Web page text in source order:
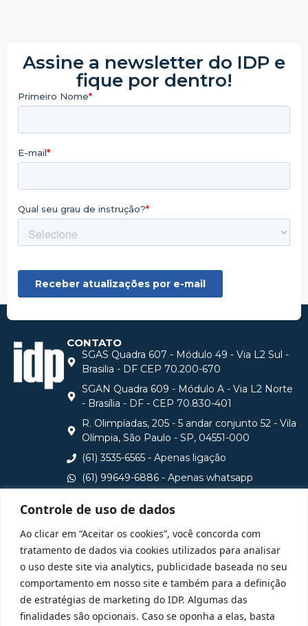
Controle de uso de dados
Ao clicar em “Aceitar os cookies”, você concorda com
tratamento de dados via cookies utilizados para analisar
o uso deste site via analytics, publicidade baseada no seu
comportamento em nosso site e também para a definição
de estratégias de marketing do IDP. Algumas das
finalidades são opcionais. Caso se oponha a elas, basta
Assine a newsletter do IDP e
fique por dentro!
CONTATO
SGAS Quadra 607 - Módulo 49 - Via L2 Sul -
Brasilia - DF CEP 70.200-670
SGAN Quadra 609 - Módulo A - Via L2 Norte
- Brasília - DF - CEP 70.830-401
R. Olimpíadas, 205 - 5 andar conjunto 52 - Vila
Olímpia, São Paulo - SP, 04551-000
(61) 3535-6565 - Apenas ligação
(61) 99649-6886 - Apenas whatsapp
Consulte aqui o cadastro da Instituição no Sistema e-
MEC